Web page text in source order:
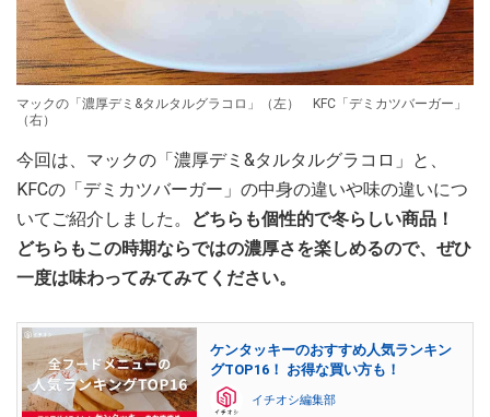
マックの「濃厚デミ&タルタルグラコロ」（左） KFC「デミカツバーガー」
（右）
今回は、マックの「濃厚デミ&タルタルグラコロ」と、
KFCの「デミカツバーガー」の中身の違いや味の違いにつ
いてご紹介しました。
どちらも個性的で冬らしい商品！
どちらもこの時期ならではの濃厚さを楽しめるので、ぜひ
一度は味わってみてみてください。
ケンタッキーのおすすめ人気ランキン
グTOP16！ お得な買い方も！
イチオシ編集部